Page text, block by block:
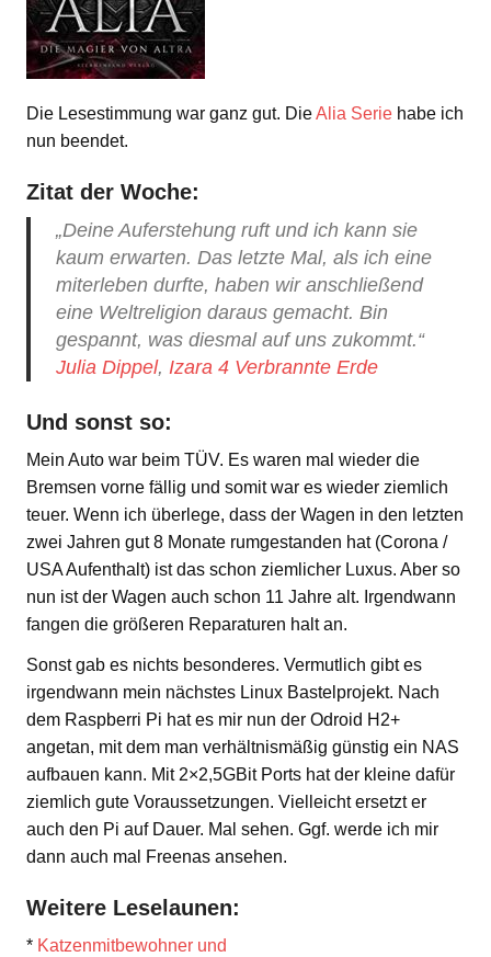
Die Lesestimmung war ganz gut. DieAlia Serie habe ich
nun beendet.
Zitat der Woche:
„Deine Auferstehung ruft und ich kann sie
kaum erwarten. Das letzte Mal, als ich eine
miterleben durfte, haben wir anschließend
eine Weltreligion daraus gemacht. Bin
gespannt, was diesmal auf uns zukommt.“
Julia Dippel, Izara 4 Verbrannte Erde
Und sonst so:
Mein Auto war beim TÜV. Es waren mal wieder die
Bremsen vorne fällig und somit war es wieder ziemlich
teuer. Wenn ich überlege, dass der Wagen in den letzten
zwei Jahren gut 8 Monate rumgestanden hat (Corona /
USA Aufenthalt) ist das schon ziemlicher Luxus. Aber so
nun ist der Wagen auch schon 11 Jahre alt. Irgendwann
fangen die größeren Reparaturen halt an.
Sonst gab es nichts besonderes. Vermutlich gibt es
irgendwann mein nächstes Linux Bastelprojekt. Nach
dem Raspberri Pi hat es mir nun der Odroid H2+
angetan, mit dem man verhältnismäßig günstig ein NAS
aufbauen kann. Mit 2×2,5GBit Ports hat der kleine dafür
ziemlich gute Voraussetzungen. Vielleicht ersetzt er
auch den Pi auf Dauer. Mal sehen. Ggf. werde ich mir
dann auch mal Freenas ansehen.
Weitere Leselaunen:
* Katzenmitbewohner und